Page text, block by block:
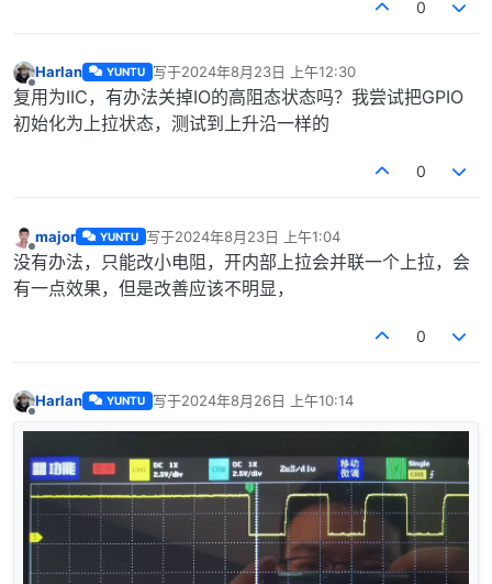
0
离线
Harlan YUNTU 写于2024年8月23日 上午12:30
最后由 编辑
复用为IIC，有办法关掉IO的高阻态状态吗？我尝试把GPIO
初始化为上拉状态，测试到上升沿一样的
0
离线
major YUNTU 写于2024年8月23日 上午1:04
最后由 编辑
没有办法，只能改小电阻，开内部上拉会并联一个上拉，会
有一点效果，但是改善应该不明显，
0
Harlan YUNTU 写于2024年8月26日 上午10:14
最后由 编辑